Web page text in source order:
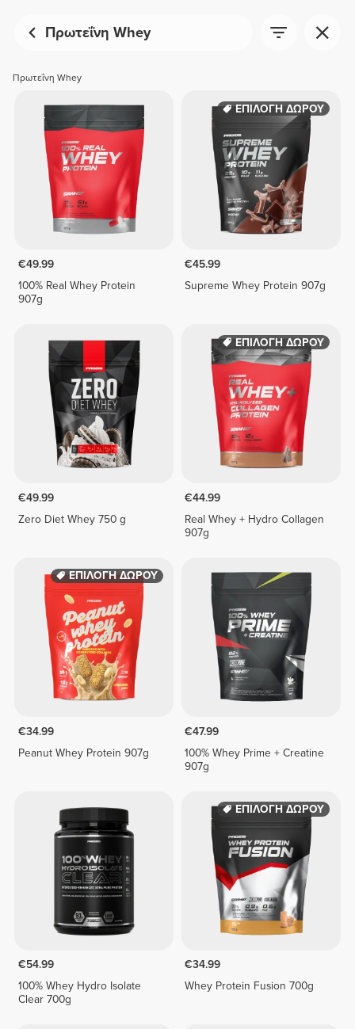
Πρωτεΐνη Whey
Πρωτεΐνη Whey
€49.99
100% Real Whey Protein
907g
ΕΠΙΛΟΓΗ ΔΩΡΟΥ
€45.99
Supreme Whey Protein 907g
€49.99
Zero Diet Whey 750 g
ΕΠΙΛΟΓΗ ΔΩΡΟΥ
€44.99
Real Whey + Hydro Collagen
907g
ΕΠΙΛΟΓΗ ΔΩΡΟΥ
€34.99
Peanut Whey Protein 907g
€47.99
100% Whey Prime + Creatine
907g
€54.99
100% Whey Hydro Isolate
Clear 700g
ΕΠΙΛΟΓΗ ΔΩΡΟΥ
€34.99
Whey Protein Fusion 700g